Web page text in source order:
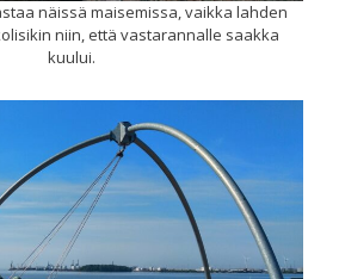
näissä maisemissa, vaikka lahden
niin, että vastarannalle saakka
kuului.